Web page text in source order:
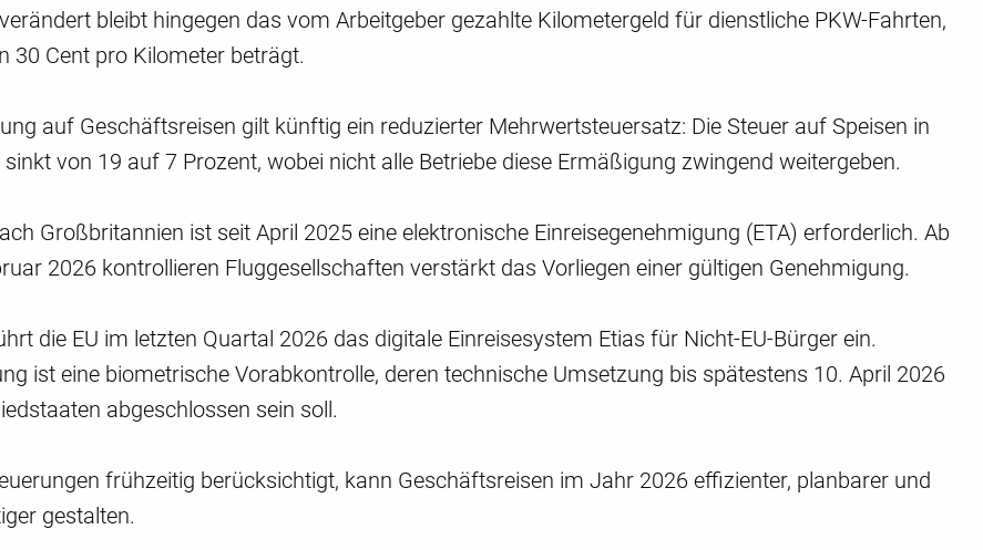
bleibt hingegen das vom Arbeitgeber gezahlte Kilometergeld für dienstliche PKW-Fahrten,
30 Cent pro Kilometer beträgt.
auf Geschäftsreisen gilt künftig ein reduzierter Mehrwertsteuersatz: Die Steuer auf Speisen in
von 19 auf 7 Prozent, wobei nicht alle Betriebe diese Ermäßigung zwingend weitergeben.
Großbritannien ist seit April 2025 eine elektronische Einreisegenehmigung (ETA) erforderlich. Ab
2026 kontrollieren Fluggesellschaften verstärkt das Vorliegen einer gültigen Genehmigung.
die EU im letzten Quartal 2026 das digitale Einreisesystem Etias für Nicht-EU-Bürger ein.
ist eine biometrische Vorabkontrolle, deren technische Umsetzung bis spätestens 10. April 2026
abgeschlossen sein soll.
frühzeitig berücksichtigt, kann Geschäftsreisen im Jahr 2026 effizienter, planbarer und
gestalten.